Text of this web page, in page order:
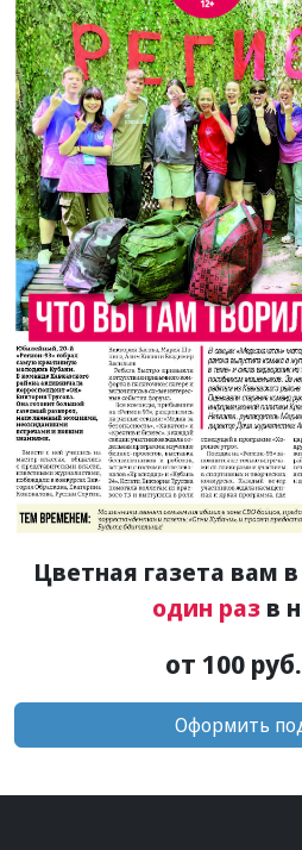
Цветная газета вам
один разв
от 100
Оформить